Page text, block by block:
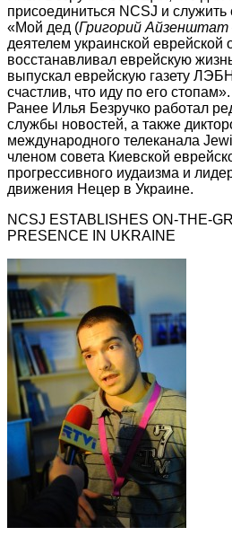
присоединиться NCSJ и
«Мой дед (Григорий
деятелем украинской
восстанавливал еврейскую
выпускал еврейскую газету
счастлив, что иду по его стопам».
Ранее Илья Безручко работал
службы новостей, а также
международного телеканала
членом совета Киевской
прогрессивного иудаизма и
движения Нецер в Украине.
NCSJ ESTABLISHES ON-THE-
PRESENCE IN UKRAINE